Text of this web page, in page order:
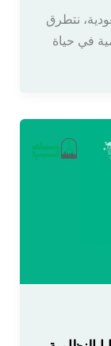
نتطرق
في حياة